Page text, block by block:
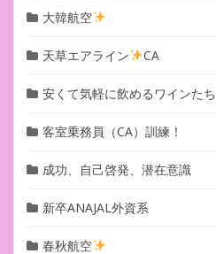
大韓航空
天草エアライン CA
安くて気軽に飲めるワインたち
客室乗務員（CA）訓練！
成功、自己啓発、潜在意識
新卒ANAJAL外資系
春秋航空